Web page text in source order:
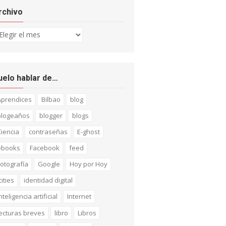
hablar de…
Bilbao
blog
blogger
blogs
contraseñas
E-ghost
Facebook
feed
Google
Hoy por Hoy
identidad digital
artificial
Internet
breves
libro
Libros